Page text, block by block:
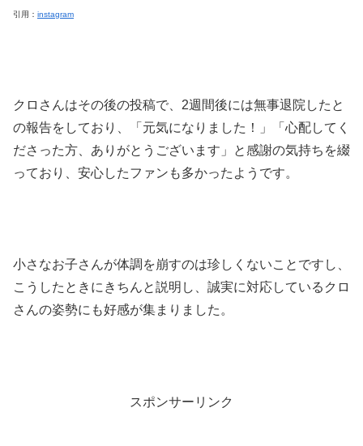
引用： instagram
クロさんはその後の投稿で、2週間後には無事退院したと
の報告をしており、「元気になりました！」「心配してく
ださった方、ありがとうございます」と感謝の気持ちを綴
っており、安心したファンも多かったようです。
小さなお子さんが体調を崩すのは珍しくないことですし、
こうしたときにきちんと説明し、誠実に対応しているクロ
さんの姿勢にも好感が集まりました。
スポンサーリンク